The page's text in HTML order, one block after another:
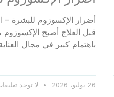
أضرار الإكسوزوم للبشرة –
قبل العلاج أصبح الإكسوزوم
باهتمام كبير في مجال
26 يوليو، 2026 لا توجد